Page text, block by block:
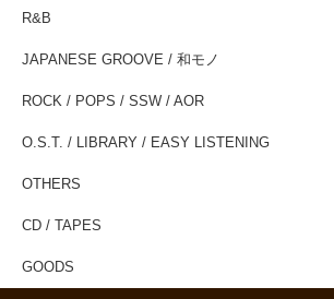
R&B
JAPANESE GROOVE / 和モノ
ROCK / POPS / SSW / AOR
O.S.T. / LIBRARY / EASY LISTENING
OTHERS
CD / TAPES
GOODS